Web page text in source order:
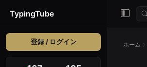
TypingTube
登録 / ログイン ホーム